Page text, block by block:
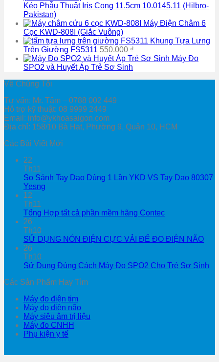
Kéo Phẫu Thuật Iris Cong 11.5cm 10.0145.11 (Hilbro-
Pakistan)
Máy Điện Châm 6
Cọc KWD-808I (Giắc Vuông)
Khung Tựa Lưng
Trên Giường FS5311 550.000 ₫
Máy Đo
SPO2 và Huyết Áp Trẻ Sơ Sinh
Về Chúng Tôi
Tư vấn: Mr. Tâm – 0788 002 449
Hỗ trợ kỹ thuật: 08 9999 2449
Email: info@ykhoasaigon.com
Địa chỉ: 158/10 Bà Hạt, Phường 9, Quận 10, HCM
Các Bài Viết Mới
22
Th11
So Sánh Tay Dao Dùng 1 Lần YKD VS Tay Dao 80307
Yesng
12
Th11
Tổng Hợp tất cả phần mềm hãng Contec
26
Th10
SỬ DỤNG NÓN ĐIỆN CỰC VẢI ĐỂ ĐO ĐIỆN NÃO
26
Th10
Sử Dụng Đúng Cách Máy Đo SPO2 Cho Trẻ Sơ Sinh
Các Sản Phẩm Hay Tìm
Máy đo điện tim
Máy đo điện não
Máy siêu âm trị liệu
Máy đo CNHH
Phụ kiện y tế